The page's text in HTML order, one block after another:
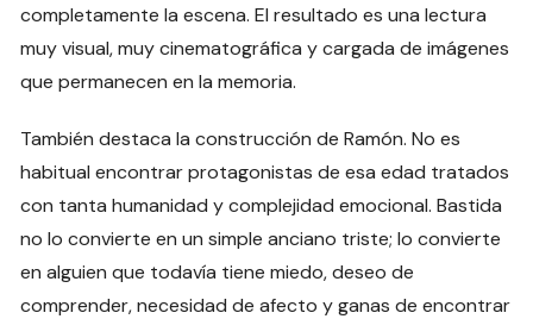
completamente la escena. El resultado es una lectura
muy visual, muy cinematográfica y cargada de imágenes
que permanecen en la memoria.
También destaca la construcción de Ramón. No es
habitual encontrar protagonistas de esa edad tratados
con tanta humanidad y complejidad emocional. Bastida
no lo convierte en un simple anciano triste; lo convierte
en alguien que todavía tiene miedo, deseo de
comprender, necesidad de afecto y ganas de encontrar